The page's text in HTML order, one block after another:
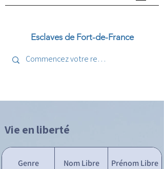
Esclaves de Fort-de-France
Vie en liberté
Genre Nom Libre Prénom Libre